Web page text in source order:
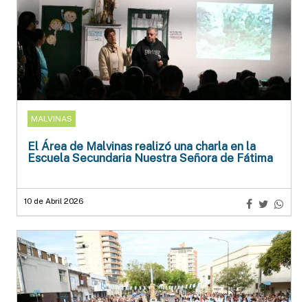
MALVINAS
El Área de Malvinas realizó una charla en la
Escuela Secundaria Nuestra Señora de Fátima
10 de Abril 2026